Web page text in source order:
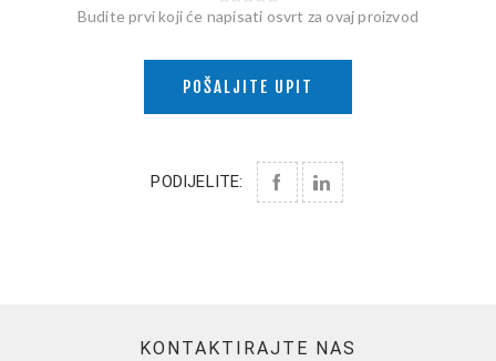
Budite prvi koji će napisati osvrt za ovaj proizvod
POŠALJITE UPIT
PODIJELITE:
KONTAKTIRAJTE NAS